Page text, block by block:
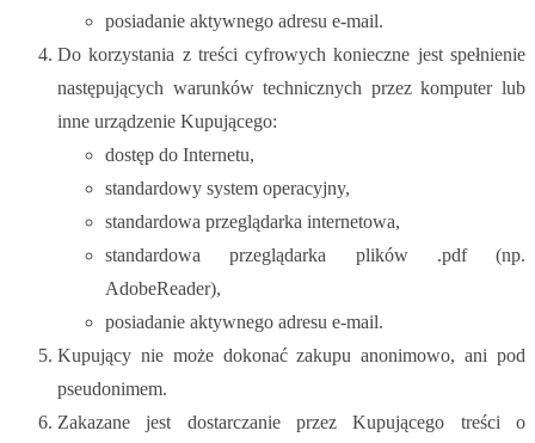
posiadanie aktywnego adresu e-mail.
Do korzystania z treści cyfrowych konieczne jest spełnienie
następujących warunków technicznych przez komputer lub
inne urządzenie Kupującego:
dostęp do Internetu,
standardowy system operacyjny,
standardowa przeglądarka internetowa,
standardowa przeglądarka plików .pdf (np.
AdobeReader),
posiadanie aktywnego adresu e-mail.
Kupujący nie może dokonać zakupu anonimowo, ani pod
pseudonimem.
Zakazane jest dostarczanie przez Kupującego treści o